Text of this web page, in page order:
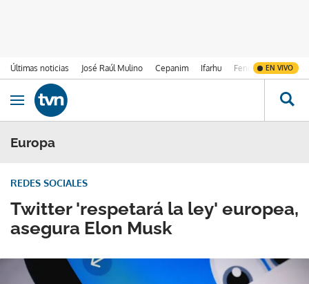
Últimas noticias José Raúl Mulino Cepanim Ifarhu Fenómeno de El
EN VIVO
Ir al contenido
Obrir navegació
Europa
Twitter 'respetará la ley' europea,
asegura Elon Musk
REDES SOCIALES